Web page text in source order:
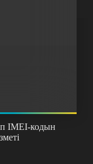
ІМЕІ-кодын